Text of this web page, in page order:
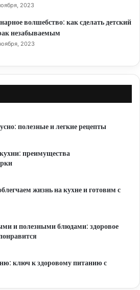
2023
волшебство: как сделать детский
незабываемым
2023
полезные и легкие рецепты
преимущества
жизнь на кухне и готовим с
и полезными блюдами: здоровое
ключ к здоровому питанию с